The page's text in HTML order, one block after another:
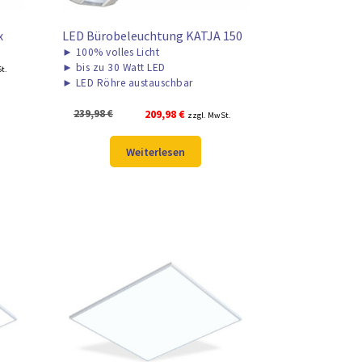
LED Bürobeleuchtung KATJA 150
► 100% volles Licht
► bis zu 30 Watt LED
► LED Röhre austauschbar
239,98€
Ursprünglicher
war:
239,98 €
209,98€Aktueller
209,98 €.
zzgl. MwSt.
Weiterlesen